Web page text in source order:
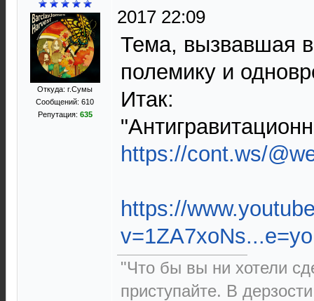
Откуда: г.Сумы
Сообщений: 610
Репутация: 635
2017 22:09
Тема, вызвавшая
полемику и
Итак:
https://cont.ws/
https://
"Что бы вы ни хотели
приступайте. В